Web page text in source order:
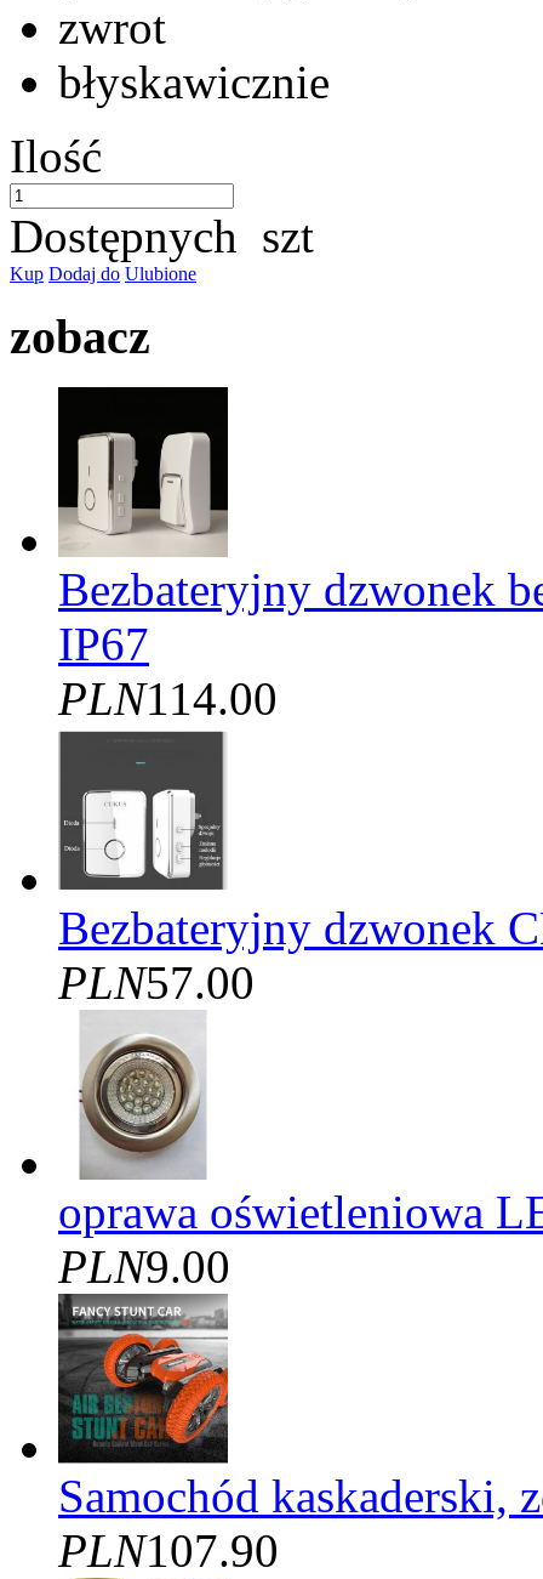
zwrot
błyskawicznie
Ilość
Dostępnych szt
Kup Dodaj do Ulubione
zobacz
Bezbateryjny dzwonek
IP67
PLN114.00
Bezbateryjny dzwonek
PLN57.00
oprawa oświetleniowa
PLN9.00
Samochód kaskaderski,
PLN107.90